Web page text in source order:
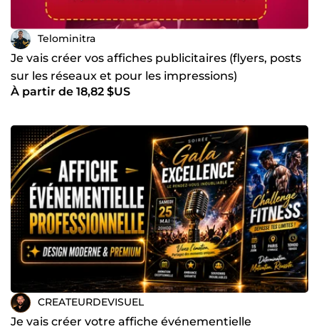
Telominitra
Je vais créer vos affiches publicitaires (flyers, posts
sur les réseaux et pour les impressions)
À partir de 18,82 $US
CREATEURDEVISUEL
Je vais créer votre affiche événementielle